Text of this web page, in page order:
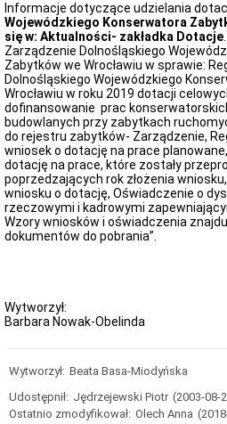
Obwieszczenia,
zawiadomienia,
ogłoszenia
Obwieszczenia
i
zawiadomienia
-
rejestr
zabytków
Obwieszczenia
-
Wojewódzka
Ewidencja
Zabytków
Zawiadomienia-
Obwieszczenia-
pozwolenia
Obwieszczenia-
decyzje
o
warunkach
Informacje dotyczące udzielania
Wojewódzkiego Konserwatora
się w: Aktualności- zakładka Dotacje
Zarządzenie Dolnośląskiego
Zabytków we Wrocławiu w sprawie:
Dolnośląskiego Wojewódzkiego
Wrocławiu w roku 2019 dotacji
dofinansowanie prac
budowlanych przy zabytkach
do rejestru zabytków- Zarządzenie,
wniosek o dotację na prace
dotację na prace, które zostały
poprzedzających rok złożenia
wniosku o dotację, Oświadczenie o
rzeczowymi i kadrowymi
Wzory wniosków i oświadczenia
dokumentów do pobrania”.
Wytworzył:
Barbara Nowak-Obelinda
Wytworzył: Beata Basa-Miodyńska
Udostępnił: Jędrzejewski Piotr (2003-08-
Ostatnio zmodyfikował: Olech Anna